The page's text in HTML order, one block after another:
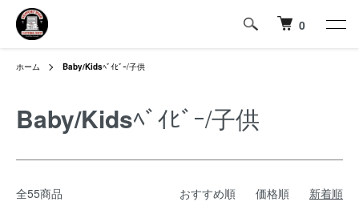
0
ホーム Baby/Kidsﾍﾞｲﾋﾞｰ/子供
Baby/Kidsﾍﾞｲﾋﾞｰ/子供
全55商品 おすすめ順 価格順 新着順